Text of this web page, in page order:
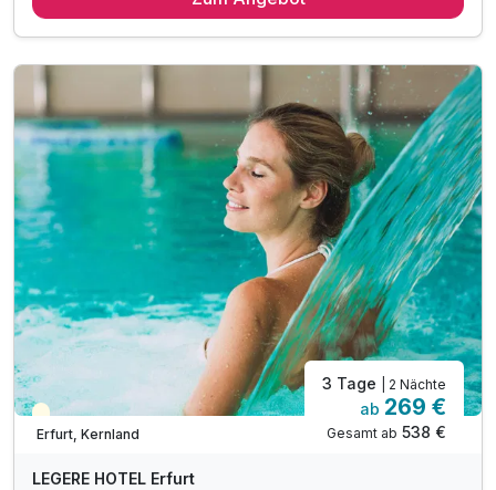
inkl. Voucher im Hotelshop
inkl. Nutzung des Fitnessbereiches
inkl. Nutzung des Sauna- und Wellnessbereichs
inkl. W-LAN
Teilweise ausgelastet
Erfurt, Kernland
3 Tage | 2 Nächte
ab 269 €
Gesamt ab 538 €
LEGERE HOTEL Erfurt